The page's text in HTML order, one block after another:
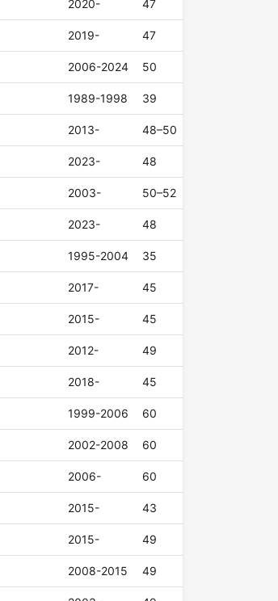
2020- 47
2019- 47
2006-2024 50
1989-1998 39
2013- 48–50
2023- 48
2003- 50–52
2023- 48
1995-2004 35
2017- 45
2015- 45
2012- 49
2018- 45
1999-2006 60
2002-2008 60
2006- 60
2015- 43
2015- 49
2008-2015 49